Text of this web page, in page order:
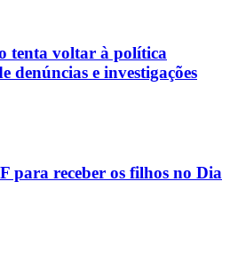
tenta voltar à política
denúncias e investigações
para receber os filhos no Dia